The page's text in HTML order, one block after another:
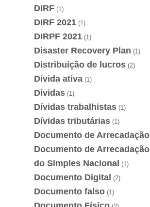
DIRF (1)
DIRF 2021 (1)
DIRPF 2021 (1)
Disaster Recovery Plan (1)
Distribuição de lucros (2)
Dívida ativa (1)
Dívidas (1)
Dívidas trabalhistas (1)
Dívidas tributárias (1)
Documento de Arrecadação
Documento de Arrecadação
do Simples Nacional (1)
Documento Digital (2)
Documento falso (1)